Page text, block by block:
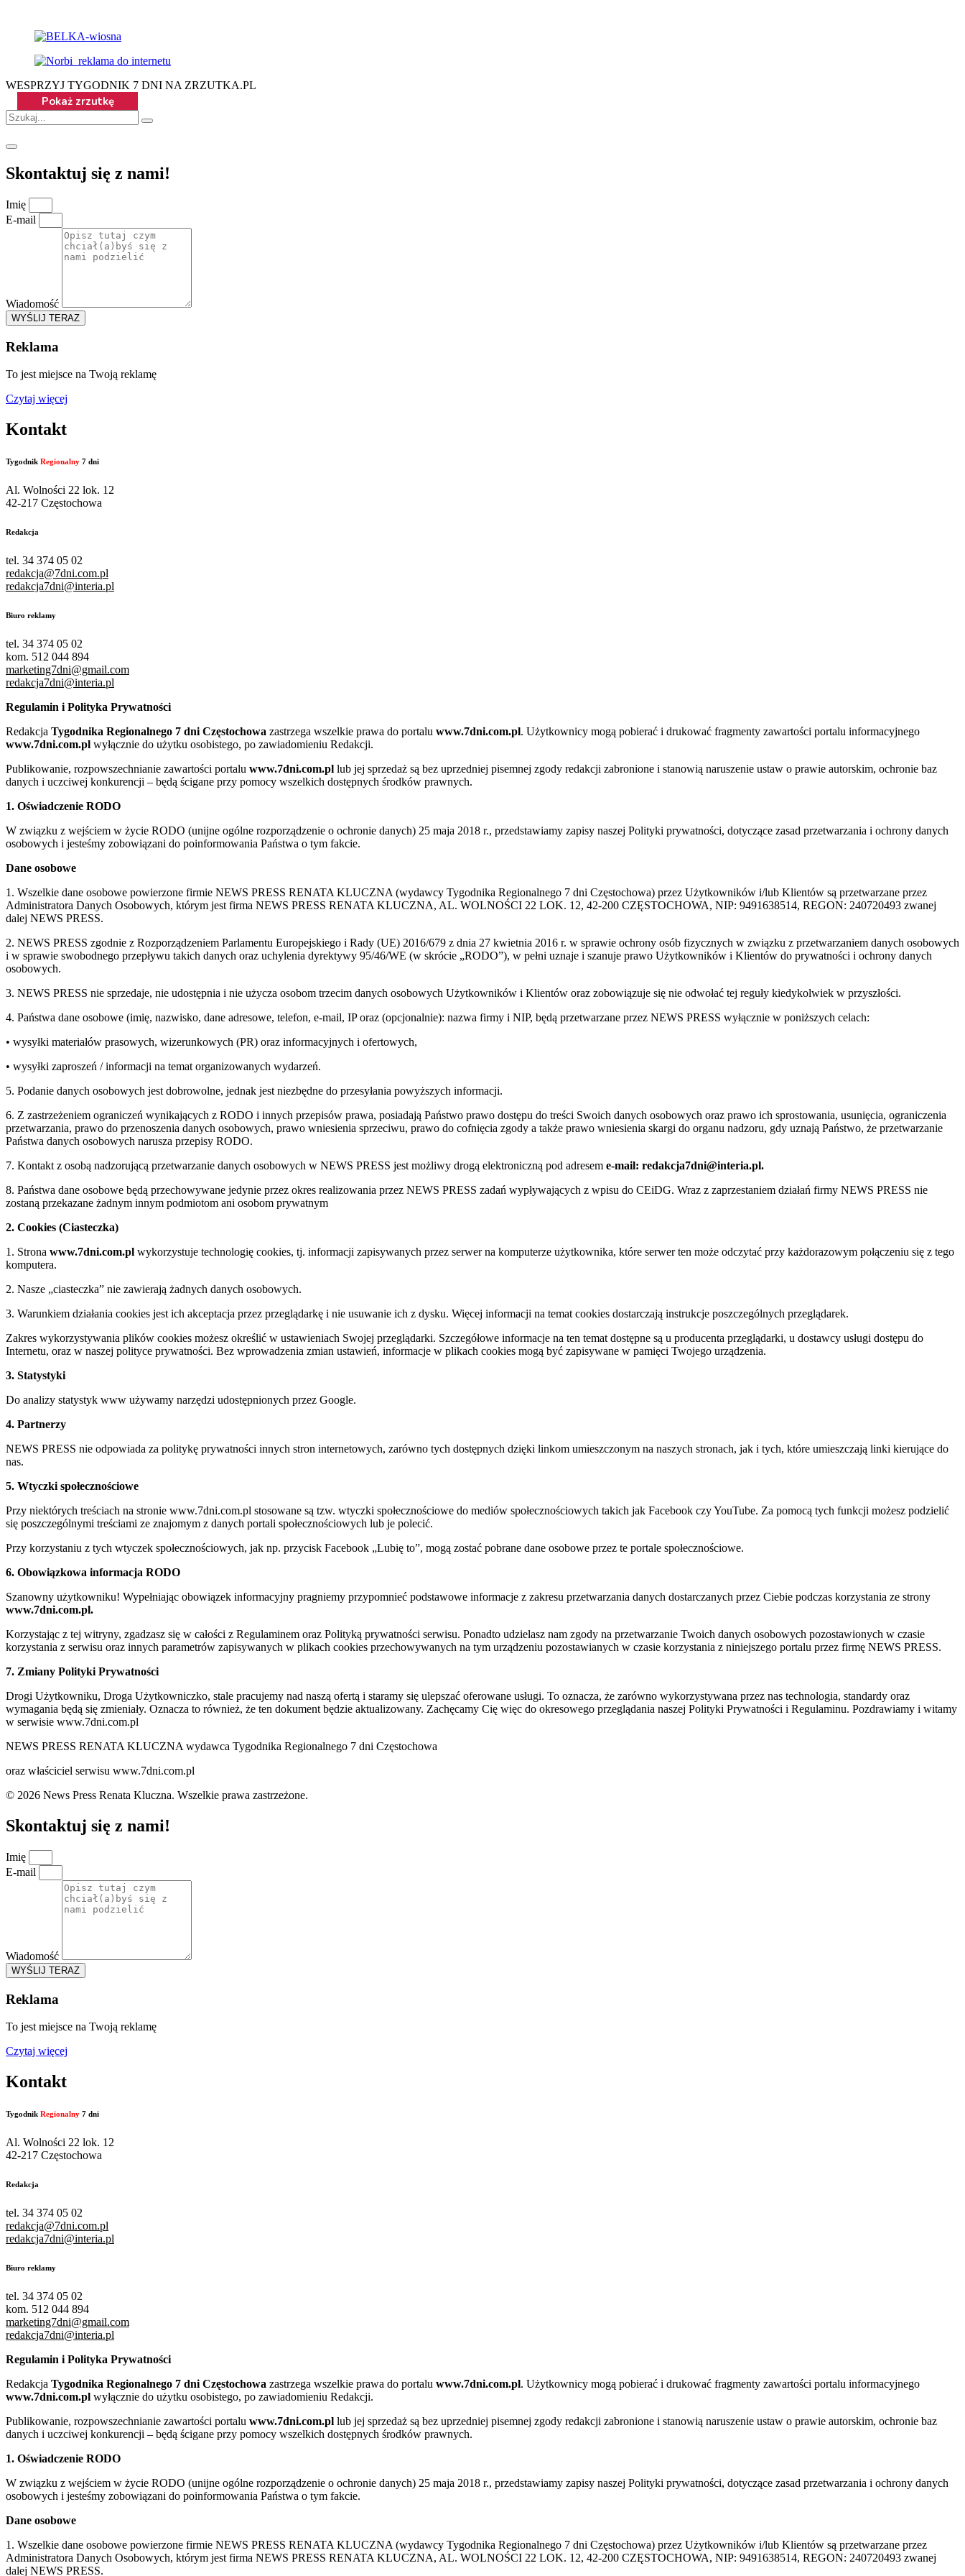
WESPRZYJ TYGODNIK 7 DNI NA ZRZUTKA.PL
Skontaktuj się z nami!
Imię
E-mail
Wiadomość
WYŚLIJ TERAZ
Reklama
To jest miejsce na Twoją reklamę
Czytaj więcej
Kontakt
Tygodnik Regionalny 7 dni
Al. Wolności 22 lok. 12
42-217 Częstochowa
Redakcja
tel. 34 374 05 02
redakcja@7dni.com.pl
redakcja7dni@interia.pl
Biuro reklamy
tel. 34 374 05 02
kom. 512 044 894
marketing7dni@gmail.com
redakcja7dni@interia.pl
Regulamin i Polityka Prywatności
Redakcja Tygodnika Regionalnego 7 dni Częstochowa zastrzega wszelkie prawa do portalu www.7dni.com.pl. Użytkownicy mogą pobierać i drukować fragmenty zawartości portalu informacyjnego
www.7dni.com.pl wyłącznie do użytku osobistego, po zawiadomieniu Redakcji.
Publikowanie, rozpowszechnianie zawartości portalu www.7dni.com.pl lub jej sprzedaż są bez uprzedniej pisemnej zgody redakcji zabronione i stanowią naruszenie ustaw o prawie autorskim, ochronie baz
danych i uczciwej konkurencji – będą ścigane przy pomocy wszelkich dostępnych środków prawnych.
1. Oświadczenie RODO
W związku z wejściem w życie RODO (unijne ogólne rozporządzenie o ochronie danych) 25 maja 2018 r., przedstawiamy zapisy naszej Polityki prywatności, dotyczące zasad przetwarzania i ochrony danych
osobowych i jesteśmy zobowiązani do poinformowania Państwa o tym fakcie.
Dane osobowe
1. Wszelkie dane osobowe powierzone firmie NEWS PRESS RENATA KLUCZNA (wydawcy Tygodnika Regionalnego 7 dni Częstochowa) przez Użytkowników i/lub Klientów są przetwarzane przez
Administratora Danych Osobowych, którym jest firma NEWS PRESS RENATA KLUCZNA, AL. WOLNOŚCI 22 LOK. 12, 42-200 CZĘSTOCHOWA, NIP: 9491638514, REGON: 240720493 zwanej
dalej NEWS PRESS.
2. NEWS PRESS zgodnie z Rozporządzeniem Parlamentu Europejskiego i Rady (UE) 2016/679 z dnia 27 kwietnia 2016 r. w sprawie ochrony osób fizycznych w związku z przetwarzaniem danych osobowych
i w sprawie swobodnego przepływu takich danych oraz uchylenia dyrektywy 95/46/WE (w skrócie „RODO”), w pełni uznaje i szanuje prawo Użytkowników i Klientów do prywatności i ochrony danych
osobowych.
3. NEWS PRESS nie sprzedaje, nie udostępnia i nie użycza osobom trzecim danych osobowych Użytkowników i Klientów oraz zobowiązuje się nie odwołać tej reguły kiedykolwiek w przyszłości.
4. Państwa dane osobowe (imię, nazwisko, dane adresowe, telefon, e-mail, IP oraz (opcjonalnie): nazwa firmy i NIP, będą przetwarzane przez NEWS PRESS wyłącznie w poniższych celach:
• wysyłki materiałów prasowych, wizerunkowych (PR) oraz informacyjnych i ofertowych,
• wysyłki zaproszeń / informacji na temat organizowanych wydarzeń.
5. Podanie danych osobowych jest dobrowolne, jednak jest niezbędne do przesyłania powyższych informacji.
6. Z zastrzeżeniem ograniczeń wynikających z RODO i innych przepisów prawa, posiadają Państwo prawo dostępu do treści Swoich danych osobowych oraz prawo ich sprostowania, usunięcia, ograniczenia
przetwarzania, prawo do przenoszenia danych osobowych, prawo wniesienia sprzeciwu, prawo do cofnięcia zgody a także prawo wniesienia skargi do organu nadzoru, gdy uznają Państwo, że przetwarzanie
Państwa danych osobowych narusza przepisy RODO.
7. Kontakt z osobą nadzorującą przetwarzanie danych osobowych w NEWS PRESS jest możliwy drogą elektroniczną pod adresem e-mail: redakcja7dni@interia.pl.
8. Państwa dane osobowe będą przechowywane jedynie przez okres realizowania przez NEWS PRESS zadań wypływających z wpisu do CEiDG. Wraz z zaprzestaniem działań firmy NEWS PRESS nie
zostaną przekazane żadnym innym podmiotom ani osobom prywatnym
2. Cookies (Ciasteczka)
1. Strona www.7dni.com.pl wykorzystuje technologię cookies, tj. informacji zapisywanych przez serwer na komputerze użytkownika, które serwer ten może odczytać przy każdorazowym połączeniu się z tego
komputera.
2. Nasze „ciasteczka” nie zawierają żadnych danych osobowych.
3. Warunkiem działania cookies jest ich akceptacja przez przeglądarkę i nie usuwanie ich z dysku. Więcej informacji na temat cookies dostarczają instrukcje poszczególnych przeglądarek.
Zakres wykorzystywania plików cookies możesz określić w ustawieniach Swojej przeglądarki. Szczegółowe informacje na ten temat dostępne są u producenta przeglądarki, u dostawcy usługi dostępu do
Internetu, oraz w naszej polityce prywatności. Bez wprowadzenia zmian ustawień, informacje w plikach cookies mogą być zapisywane w pamięci Twojego urządzenia.
3. Statystyki
Do analizy statystyk www używamy narzędzi udostępnionych przez Google.
4. Partnerzy
NEWS PRESS nie odpowiada za politykę prywatności innych stron internetowych, zarówno tych dostępnych dzięki linkom umieszczonym na naszych stronach, jak i tych, które umieszczają linki kierujące do
nas.
5. Wtyczki społecznościowe
Przy niektórych treściach na stronie www.7dni.com.pl stosowane są tzw. wtyczki społecznościowe do mediów społecznościowych takich jak Facebook czy YouTube. Za pomocą tych funkcji możesz podzielić
się poszczególnymi treściami ze znajomym z danych portali społecznościowych lub je polecić.
Przy korzystaniu z tych wtyczek społecznościowych, jak np. przycisk Facebook „Lubię to”, mogą zostać pobrane dane osobowe przez te portale społecznościowe.
6. Obowiązkowa informacja RODO
Szanowny użytkowniku! Wypełniając obowiązek informacyjny pragniemy przypomnieć podstawowe informacje z zakresu przetwarzania danych dostarczanych przez Ciebie podczas korzystania ze strony
www.7dni.com.pl.
Korzystając z tej witryny, zgadzasz się w całości z Regulaminem oraz Polityką prywatności serwisu. Ponadto udzielasz nam zgody na przetwarzanie Twoich danych osobowych pozostawionych w czasie
korzystania z serwisu oraz innych parametrów zapisywanych w plikach cookies przechowywanych na tym urządzeniu pozostawianych w czasie korzystania z niniejszego portalu przez firmę NEWS PRESS.
7. Zmiany Polityki Prywatności
Drogi Użytkowniku, Droga Użytkowniczko, stale pracujemy nad naszą ofertą i staramy się ulepszać oferowane usługi. To oznacza, że zarówno wykorzystywana przez nas technologia, standardy oraz
wymagania będą się zmieniały. Oznacza to również, że ten dokument będzie aktualizowany. Zachęcamy Cię więc do okresowego przeglądania naszej Polityki Prywatności i Regulaminu. Pozdrawiamy i witamy
w serwisie www.7dni.com.pl
NEWS PRESS RENATA KLUCZNA wydawca Tygodnika Regionalnego 7 dni Częstochowa
oraz właściciel serwisu www.7dni.com.pl
© 2026 News Press Renata Kluczna. Wszelkie prawa zastrzeżone.
Skontaktuj się z nami!
Imię
E-mail
Wiadomość
WYŚLIJ TERAZ
Reklama
To jest miejsce na Twoją reklamę
Czytaj więcej
Kontakt
Tygodnik Regionalny 7 dni
Al. Wolności 22 lok. 12
42-217 Częstochowa
Redakcja
tel. 34 374 05 02
redakcja@7dni.com.pl
redakcja7dni@interia.pl
Biuro reklamy
tel. 34 374 05 02
kom. 512 044 894
marketing7dni@gmail.com
redakcja7dni@interia.pl
Regulamin i Polityka Prywatności
Redakcja Tygodnika Regionalnego 7 dni Częstochowa zastrzega wszelkie prawa do portalu www.7dni.com.pl. Użytkownicy mogą pobierać i drukować fragmenty zawartości portalu informacyjnego
www.7dni.com.pl wyłącznie do użytku osobistego, po zawiadomieniu Redakcji.
Publikowanie, rozpowszechnianie zawartości portalu www.7dni.com.pl lub jej sprzedaż są bez uprzedniej pisemnej zgody redakcji zabronione i stanowią naruszenie ustaw o prawie autorskim, ochronie baz
danych i uczciwej konkurencji – będą ścigane przy pomocy wszelkich dostępnych środków prawnych.
1. Oświadczenie RODO
W związku z wejściem w życie RODO (unijne ogólne rozporządzenie o ochronie danych) 25 maja 2018 r., przedstawiamy zapisy naszej Polityki prywatności, dotyczące zasad przetwarzania i ochrony danych
osobowych i jesteśmy zobowiązani do poinformowania Państwa o tym fakcie.
Dane osobowe
1. Wszelkie dane osobowe powierzone firmie NEWS PRESS RENATA KLUCZNA (wydawcy Tygodnika Regionalnego 7 dni Częstochowa) przez Użytkowników i/lub Klientów są przetwarzane przez
Administratora Danych Osobowych, którym jest firma NEWS PRESS RENATA KLUCZNA, AL. WOLNOŚCI 22 LOK. 12, 42-200 CZĘSTOCHOWA, NIP: 9491638514, REGON: 240720493 zwanej
dalej NEWS PRESS.